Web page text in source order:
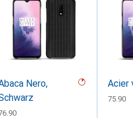
Nero,
Acier
CHF
75.90